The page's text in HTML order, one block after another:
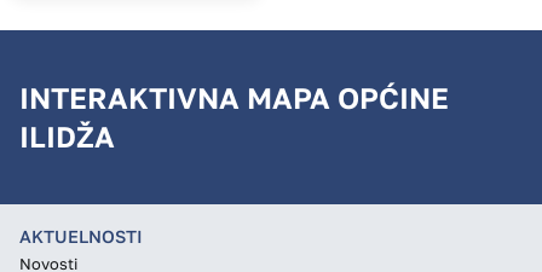
INTERAKTIVNA MAPA OPĆINE
ILIDŽA
AKTUELNOSTI
Novosti